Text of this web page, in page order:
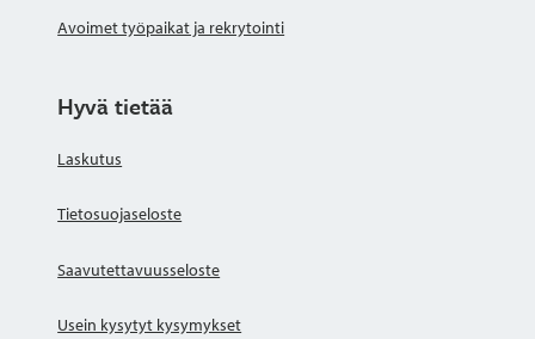
Avoimet työpaikat ja rekrytointi
Hyvä tietää
Laskutus
Tietosuojaseloste
Saavutettavuusseloste
Usein kysytyt kysymykset